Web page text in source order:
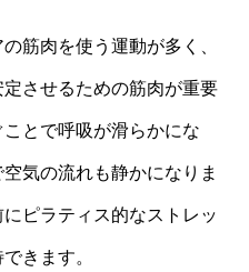
筋肉を使う運動が多く、
させるための筋肉が重要
とで呼吸が滑らかにな
気の流れも静かになりま
ピラティス的なストレッ
きます。